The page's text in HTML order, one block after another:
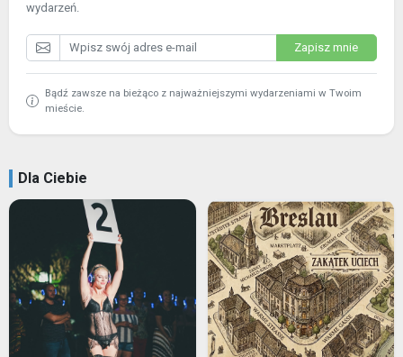
wydarzeń.
Zapisz mnie
Bądź zawsze na bieżąco z najważniejszymi wydarzeniami w Twoim
mieście.
Dla Ciebie